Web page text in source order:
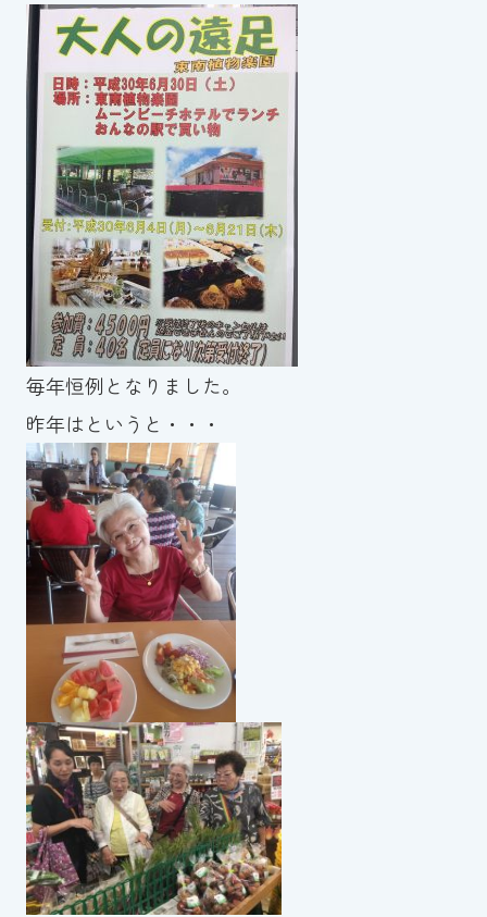
毎年恒例となりました。
昨年はというと・・・